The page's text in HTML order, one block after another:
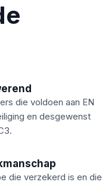
die voldoen aan EN
en desgewenst
die verzekerd is en die